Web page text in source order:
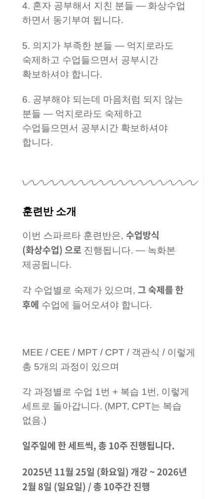
4. 혼자 공부해서 지친 분들 — 화상수업
하면서 동기부여 됩니다.
5. 의지가 부족한 분들 — 억지로라도
숙제하고 수업들으면서 공부시간
확보하셔야 합니다.
6. 공부해야 되는데 마음처럼 되지 않는
분들 — 억지로라도 숙제하고
수업들으면서 공부시간 확보하셔야
합니다.
훈련반 소개
이번 스파르타 훈련반은, 수업방식
(화상수업) 으로 진행됩니다. — 녹화본
제공됩니다.
각 수업별로 숙제가 있으며, 그 숙제를 한
후에 수업에 들어오셔야 합니다.
MEE / CEE / MPT / CPT / 객관식 / 이렇게
총 5개의 과정이 있으며
각 과정별로 수업 1번 + 복습 1번, 이렇게
세트로 돌아갑니다. (MPT, CPT는 복습
없음.)
일주일에 한 세트씩, 총 10주 진행됩니다.
2025년 11월 25일 (화요일) 개강 ~ 2026년
2월 8일 (일요일) / 총 10주간 진행